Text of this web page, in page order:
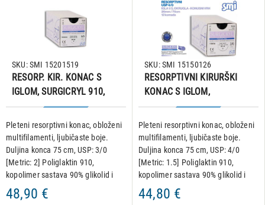
RESORP. KIR. KONAC S
IGLOM, SURGICRYL 910,
USP 3/0, IGLA 3/8, rev.cut.,
19 mm/75 cm, pakiranje od
12 kom.
Pleteni resorptivni konac, obloženi
multifilamenti, ljubičaste boje.
Duljina konca 75 cm, USP: 3/0
[Metric: 2] Poliglaktin 910,
kopolimer sastava 90% glikolid i
10% L-laktid. Igla: 3/8, reverse
cutting, 19 mm • Hidrolitičko
SKU: SMI 15201519
48,90 €
RESORPTIVNI KIRURŠKI
KONAC S IGLOM,
SURGICRYL 910, USP 4/0,
IGLA 1/2, okrugla - konusni
vrh, 26 mm/75 cm,
pakiranje od 12 komada
Pleteni resorptivni konac, obloženi
multifilamenti, ljubičaste boje.
Duljina konca 75 cm, USP: 4/0
[Metric: 1.5] Poliglaktin 910,
kopolimer sastava 90% glikolid i
10% L-laktid. Igla: 1/2, okrugla igla
konusnog vrha, 26 mm •
SKU: SMI 15150126
44,80 €